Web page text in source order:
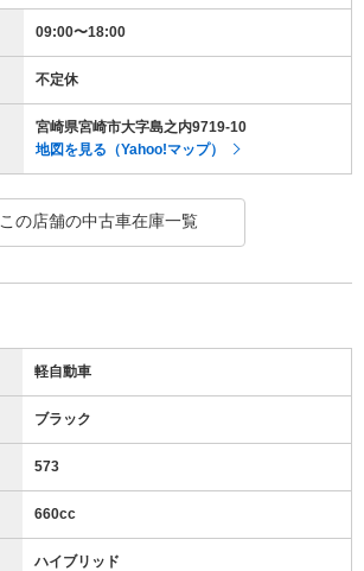
09:00〜18:00
不定休
宮崎県宮崎市大字島之内9719-10
地図を見る（Yahoo!マップ）
この店舗の中古車在庫一覧
軽自動車
ブラック
573
660cc
ハイブリッド